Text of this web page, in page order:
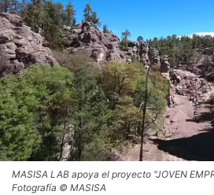
MASISA LAB apoya el proyecto "JOVEN
Fotografía © MASISA